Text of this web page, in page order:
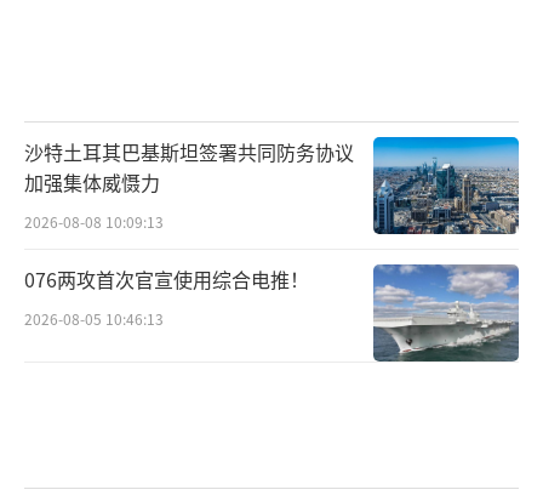
沙特土耳其巴基斯坦签署共同防务协议
加强集体威慑力
2026-08-08 10:09:13
076两攻首次官宣使用综合电推！
2026-08-05 10:46:13